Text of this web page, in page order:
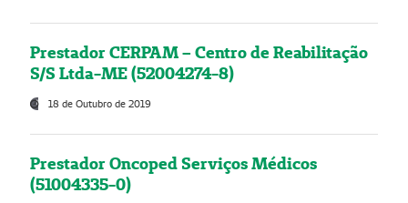
Prestador CERPAM – Centro de Reabilitação
S/S Ltda-ME (52004274-8)
18 de Outubro de 2019
Prestador Oncoped Serviços Médicos
(51004335-0)